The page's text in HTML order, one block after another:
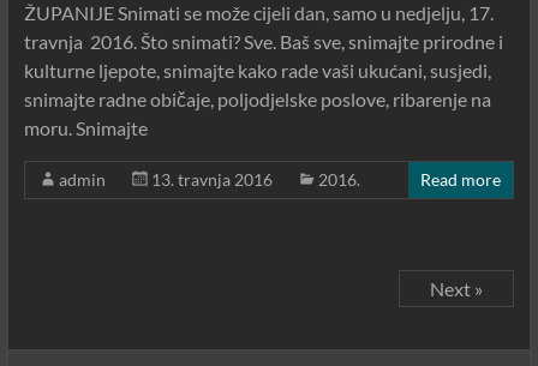
ŽUPANIJE Snimati se može cijeli dan, samo u nedjelju, 17.
travnja 2016. Što snimati? Sve. Baš sve, snimajte prirodne i
kulturne ljepote, snimajte kako rade vaši ukućani, susjedi,
snimajte radne običaje, poljodjelske poslove, ribarenje na
moru. Snimajte
admin 13. travnja 2016 2016. Read more
Next »